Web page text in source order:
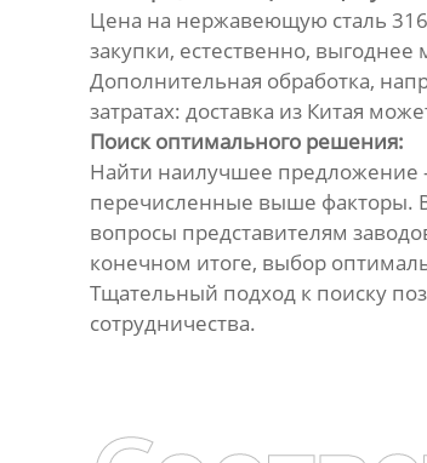
Цена на нержавеющую сталь 316
закупки, естественно,
Дополнительная обработка,
затратах: доставка из Китая
Поиск оптимального решения:
Найти наилучшее предложение
перечисленные выше факторы.
вопросы представителям
конечном итоге, выбор
Тщательный подход к поиску
сотрудничества.